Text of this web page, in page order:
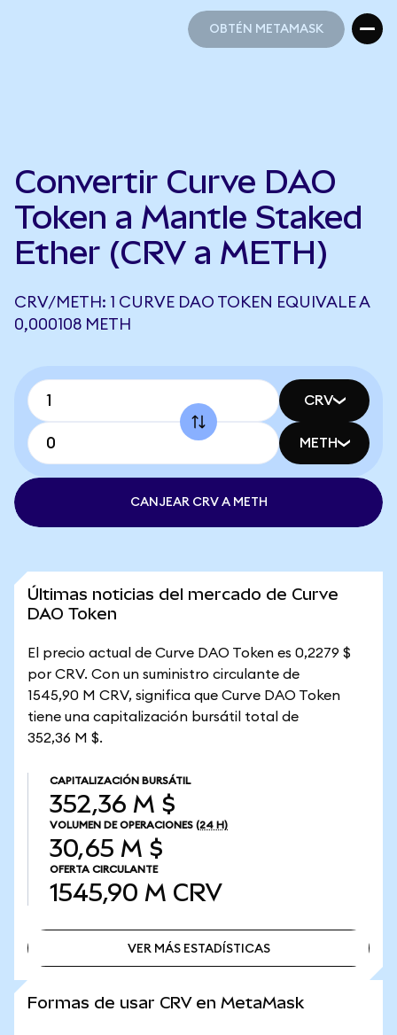
OBTÉN METAMASK
Convertir Curve DAO
Token a Mantle Staked
Ether (CRV a METH)
CRV/METH: 1 CURVE DAO TOKEN EQUIVALE A
0,000108 METH
CRV
METH
CANJEAR CRV A METH
Últimas noticias del mercado de Curve
DAO Token
El precio actual de Curve DAO Token es 0,2279 $
por CRV. Con un suministro circulante de
1545,90 M CRV, significa que Curve DAO Token
tiene una capitalización bursátil total de
352,36 M $.
CAPITALIZACIÓN BURSÁTIL
352,36 M $
VOLUMEN DE OPERACIONES (24 H)
30,65 M $
OFERTA CIRCULANTE
1545,90 M CRV
VER MÁS ESTADÍSTICAS
Formas de usar CRV en MetaMask